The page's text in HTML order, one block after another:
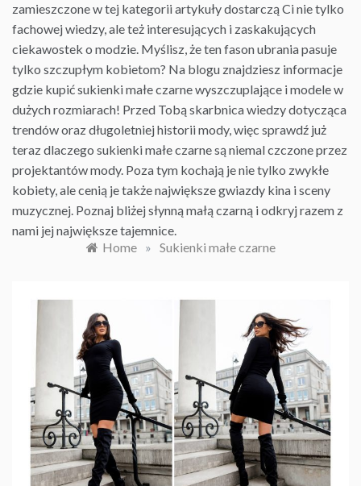
zamieszczone w tej kategorii artykuły dostarczą Ci nie tylko
fachowej wiedzy, ale też interesujących i zaskakujących
ciekawostek o modzie. Myślisz, że ten fasonubraniapasuje
tylko szczupłym kobietom? Na blogu znajdziesz informacje
gdzie kupić sukienki małe czarne wyszczuplające i modele w
dużych rozmiarach! Przed Tobą skarbnica wiedzy dotycząca
trendów oraz długoletniej historii mody, więc sprawdź już
teraz dlaczego sukienki małe czarne są niemal czczone przez
projektantów mody. Poza tym kochają je nie tylko zwykłe
kobiety, ale cenią je także największe gwiazdy kina i sceny
muzycznej. Poznaj bliżej słynną małą czarną i odkryj razem z
nami jej największe tajemnice.
Home
» Sukienki małe czarne